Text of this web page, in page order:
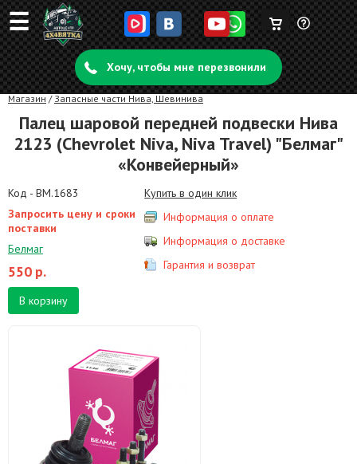
☰ Задать
вопрос
Корзина
пуста
Хочу, чтобы мне перезвонили
Магазин / Запасные части Нива, Шевинива
Палец шаровой передней подвески Нива
2123 (Chevrolet Niva, Niva Travel) "Белмаг"
«Конвейерный»
Код - BM.1683
Запросить цену и сроки
поставки
Белмаг
550 р.
В корзину
Купить в один клик
Информация о оплате
Информация о доставке
Гарантия и возврат